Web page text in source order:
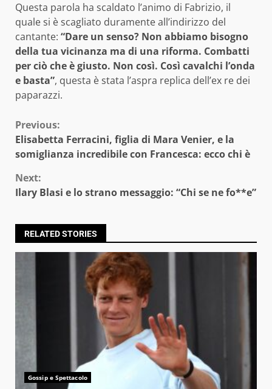
Questa parola ha scaldato l’animo di Fabrizio, il
quale si è scagliato duramente all’indirizzo del
cantante: “Dare un senso? Non abbiamo bisogno
della tua vicinanza ma di una riforma. Combatti
per ciò che è giusto. Non così. Così cavalchi l’onda
e basta”, questa è stata l’aspra replica dell’ex re dei
paparazzi.
Continue
Reading
Previous:
Elisabetta Ferracini, figlia di Mara Venier, e la
somiglianza incredibile con Francesca: ecco chi è
Next:
Ilary Blasi e lo strano messaggio: “Chi se ne fo**e”
RELATED STORIES
Gossip e Spettacolo